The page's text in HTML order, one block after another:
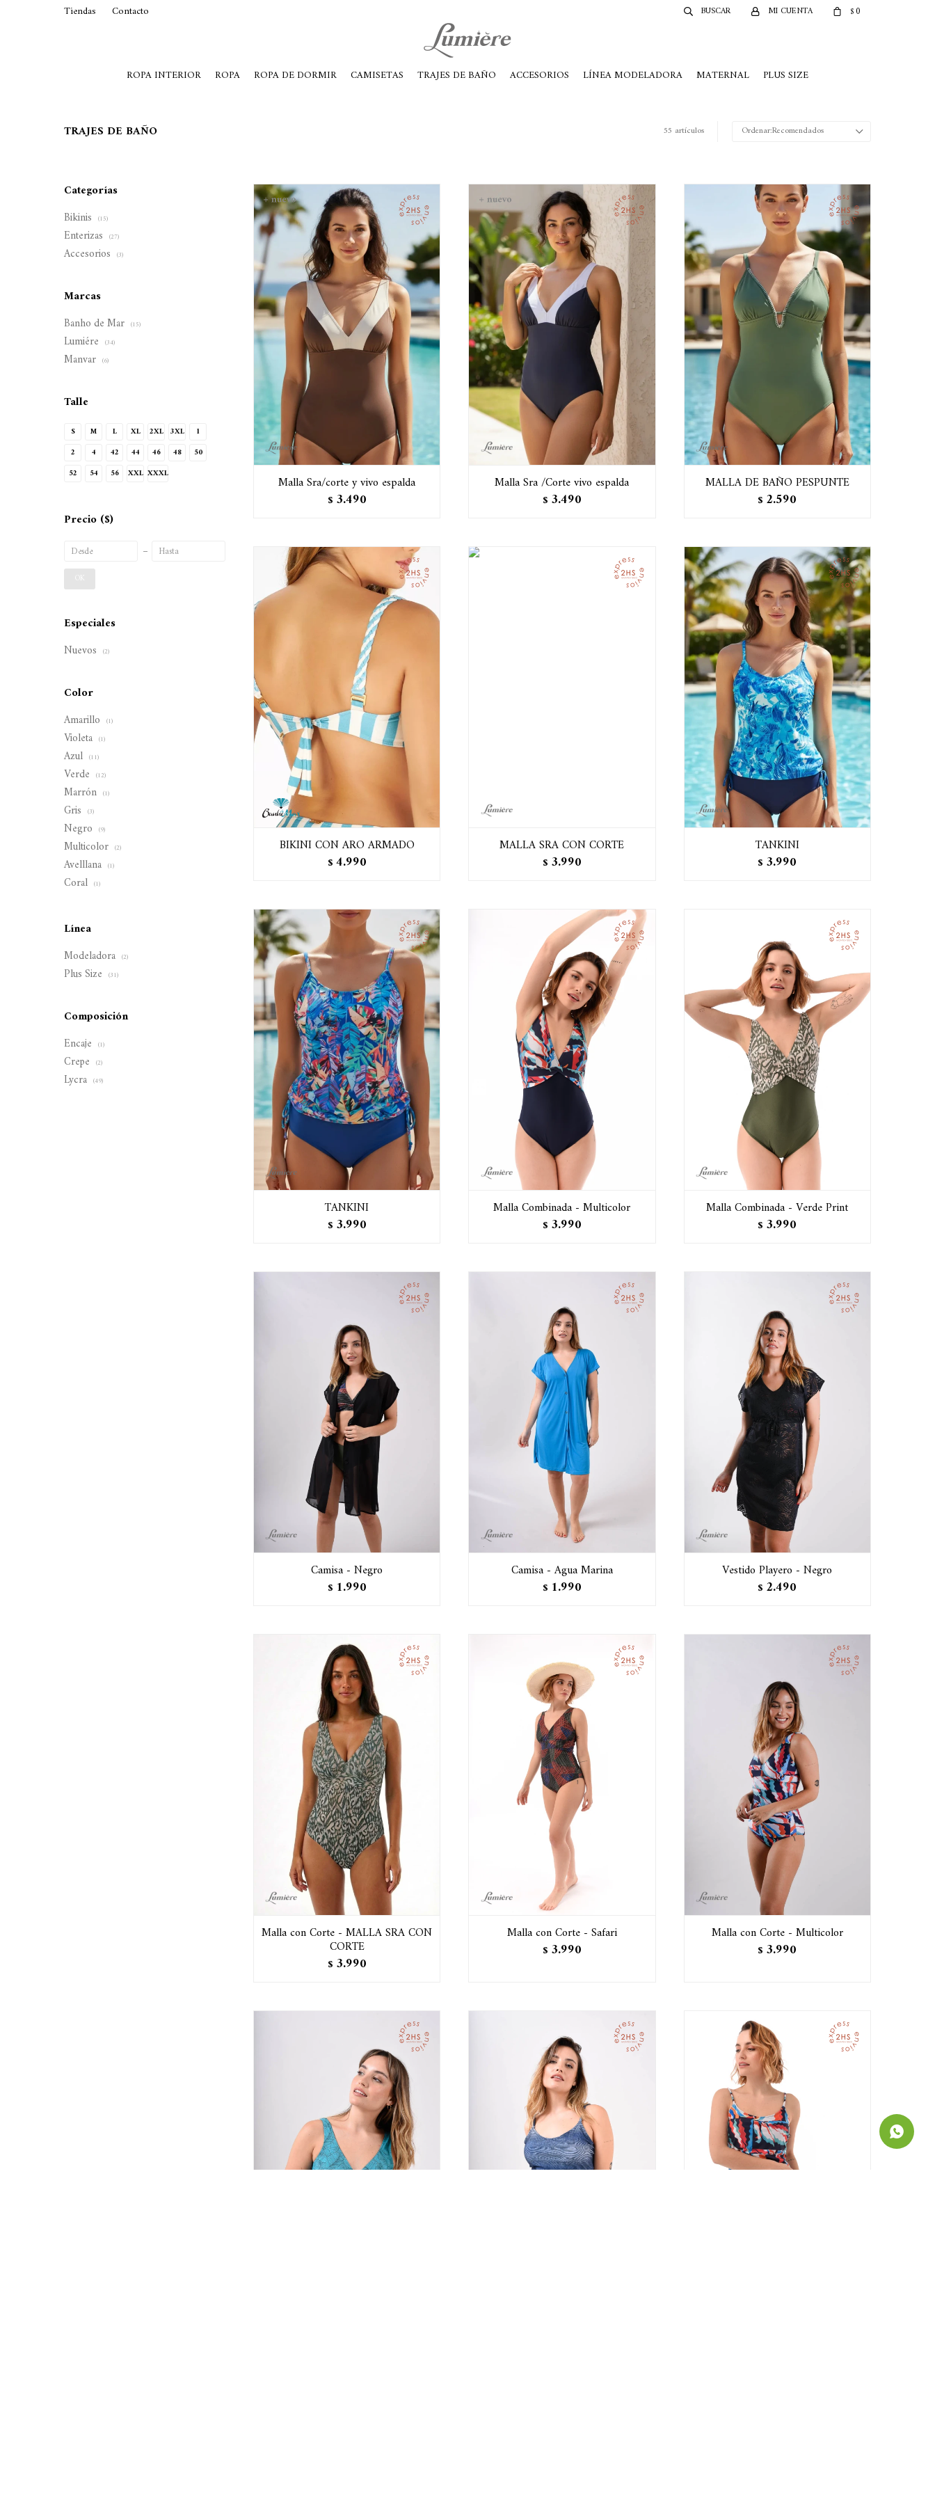
ROPA INTERIOR ROPA ROPA DE DORMIR CAMISETAS TRAJES DE BAÑO ACCESORIOS LÍNEA MODELADORA MATERNAL PLUS SIZE
$0
Tiendas Contacto
TRAJES DE BAÑO 55 artículos Recomendados
Malla Sra/corte y vivo espalda
$ 3.490
Malla Sra /Corte vivo espalda
$ 3.490
MALLA DE BAÑO PESPUNTE
$ 2.590
BIKINI CON ARO ARMADO
$ 4.990
MALLA SRA CON CORTE
$ 3.990
TANKINI
$ 3.990
TANKINI
$ 3.990
Malla Combinada - Multicolor
$ 3.990
Malla Combinada - Verde Print
$ 3.990
Camisa - Negro
$ 1.990
Camisa - Agua Marina
$ 1.990
Vestido Playero - Negro
$ 2.490
Malla con Corte - MALLA SRA CON
CORTE
$ 3.990
Malla con Corte - Safari
$ 3.990
Malla con Corte - Multicolor
$ 3.990
Categorías
Bikinis (15)
Enterizas (27)
Accesorios (3)
Marcas
Banho de Mar (15)
Lumiére (34)
Manvar (6)
Talle
S M L XL 2XL 3XL
1
2
4 42 44 46 48
50
52
54 56 XXL XXXL
Precio ($)
OK
Especiales
Nuevos (2)
Color
Amarillo (1)
Violeta (1)
Azul (11)
Verde (12)
Marrón (1)
Gris (3)
Negro (9)
Multicolor (2)
Avelllana (1)
Coral (1)
Línea
Modeladora (2)
Plus Size (31)
Composición
Encaje (1)
Crepe (2)
Lycra (49)